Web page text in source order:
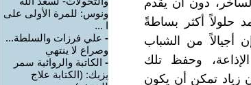
دون أن يقدم
حلولاً أكثر بساطةً
أجيالاً من الشباب
وحفظ تلك
زياد تمكن أن يكون
ونوس: للمرة الأولى على
ا ...
- علي فرزات والسلطة...
وصراع لا ينتهي
- الكاتبة والروائية سمر
يزبك: (الكتابة علاج